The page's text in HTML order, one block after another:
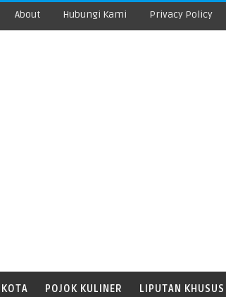
About Hubungi Kami Privacy Policy
POJOK KULINER LIPUTAN KHUSUS